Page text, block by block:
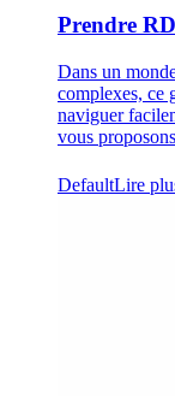
Prendre
Dans un
complexes, ce
naviguer
vous
DefaultLire